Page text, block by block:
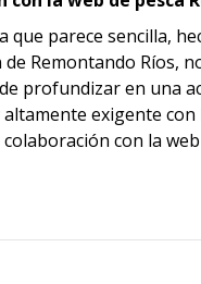
que parece sencilla,
Remontando Ríos,
profundizar en una
exigente con
colaboración con la